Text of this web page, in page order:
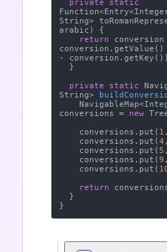
private
static
String>
arabic) {
return
conversion.getValue()
-
private
static
String>
    NavigableMap<Integer, String>
conversions = new
    conversions.put(
1
    conversions.put(
4
    conversions.put(
5
    conversions.put(
9
    conversions.put(
return